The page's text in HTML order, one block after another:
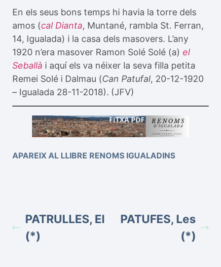
En els seus bons temps hi havia la torre dels
amos (cal Dianta, Muntané, rambla St. Ferran,
14, Igualada) i la casa dels masovers. L’any
1920 n’era masover Ramon Solé Solé (a) el
Seballà i aquí els va néixer la seva filla petita
Remei Solé i Dalmau (Can Patufal, 20-12-1920
– Igualada 28-11-2018). (JFV)
APAREIX AL LLIBRE RENOMS IGUALADINS
PATRULLES, El
(*)
PATUFES, Les
(*)